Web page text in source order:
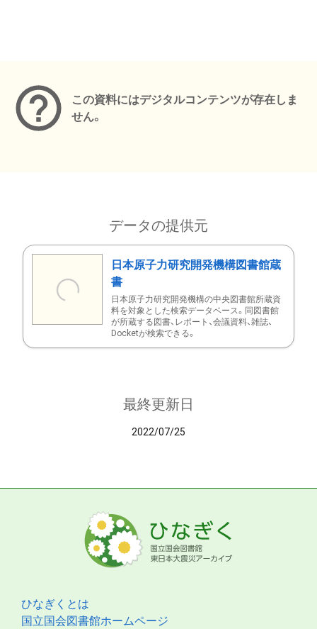
この資料にはデジタルコンテンツが存在しま
せん。
データの提供元
日本原子力研究開発機構図書館蔵
書
日本原子力研究開発機構の中央図書館所蔵資
料を対象とした検索データベース。同図書館
が所蔵する図書、レポート、会議資料、雑誌、
Docketが検索できる。
最終更新日
2022/07/25
ひなぎくとは
国立国会図書館ホームページ